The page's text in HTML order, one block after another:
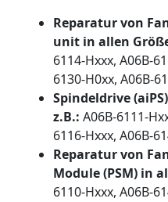
Reparatur von
unit in allen
6114-Hxxx, A06B-
6130-H0xx, A06B-
Spindeldrive
z.B.: A06B-6111-
6116-Hxxx, A06B-
Reparatur von
Module (PSM) in
6110-Hxxx, A06B-